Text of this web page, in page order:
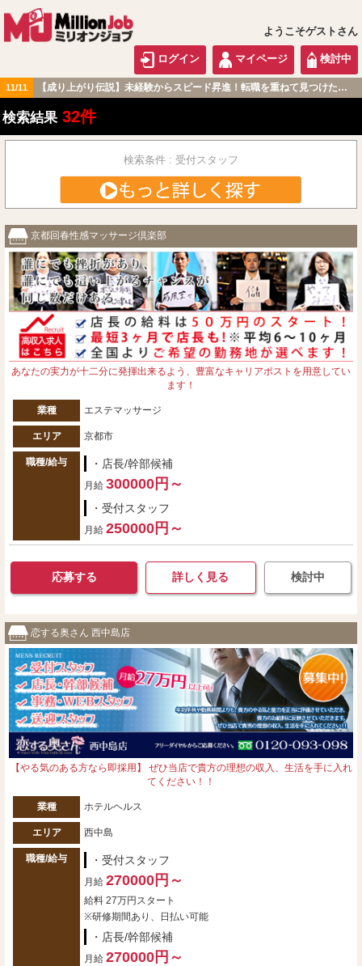
ようこそゲストさん
ログイン マイページ 検討中
11/11 【成り上がり伝説】未経験からスピード昇進！転職を重ねて見つけた『本当に働きやすい職場』とは？
関西版
検索結果 32件
検索条件 : 受付スタッフ
京都回春性感マッサージ倶楽部
あなたの実力が十二分に発揮出来るよう、豊富なキャリアポストを用意してい
ます！
業種 エステマッサージ
エリア 京都市
職種/給与 ・店長/幹部候補
月給 300000円～
・受付スタッフ
月給 250000円～
応募する 詳しく見る 検討中
恋する奥さん 西中島店
【やる気のある方なら即採用】 ぜひ当店で貴方の理想の収入、生活を手に入れ
てください！！
業種 ホテルヘルス
エリア 西中島
職種/給与 ・受付スタッフ
月給 270000円～
給料 27万円スタート
※研修期間あり、日払い可能
・店長/幹部候補
月給 270000円～